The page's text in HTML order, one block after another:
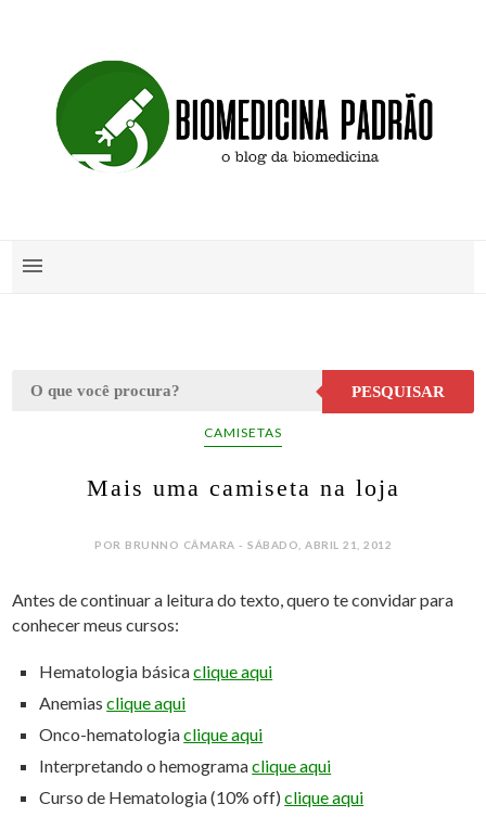
PESQUISAR
CAMISETAS
Mais uma camiseta na loja
POR BRUNNO CÂMARA - SÁBADO, ABRIL 21, 2012
Antes de continuar a leitura do texto, quero te convidar para
conhecer meus cursos:
Hematologia básicaclique aqui
Anemiasclique aqui
Onco-hematologiaclique aqui
Interpretando o hemogramaclique aqui
Curso de Hematologia (10% off)clique aqui